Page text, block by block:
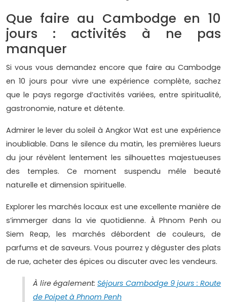
Que faire au Cambodge en 10
jours : activités à ne pas
manquer
Si vous vous demandez encore que faire au Cambodge
en 10 jours pour vivre une expérience complète, sachez
que le pays regorge d’activités variées, entre spiritualité,
gastronomie, nature et détente.
Admirer le lever du soleil à Angkor Wat est une expérience
inoubliable. Dans le silence du matin, les premières lueurs
du jour révèlent lentement les silhouettes majestueuses
des temples. Ce moment suspendu mêle beauté
naturelle et dimension spirituelle.
Explorer les marchés locaux est une excellente manière de
s’immerger dans la vie quotidienne. À Phnom Penh ou
Siem Reap, les marchés débordent de couleurs, de
parfums et de saveurs. Vous pourrez y déguster des plats
de rue, acheter des épices ou discuter avec les vendeurs.
À lire également: Séjours Cambodge 9 jours : Route
de Poipet à Phnom Penh